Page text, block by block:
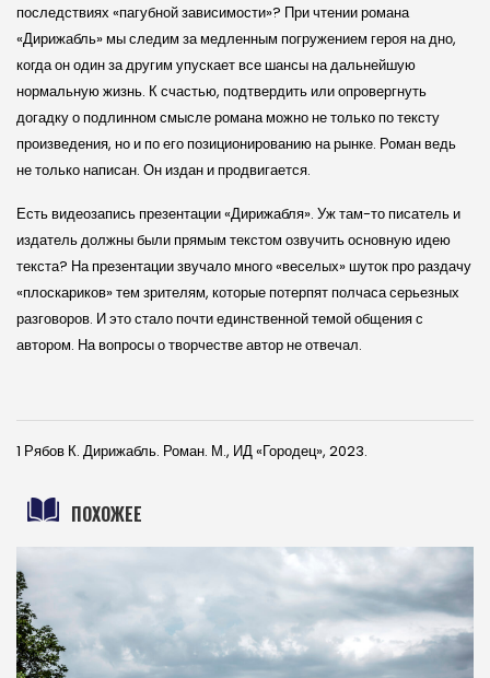
последствиях «пагубной зависимости»? При чтении романа
«Дирижабль» мы следим за медленным погружением героя на дно,
когда он один за другим упускает все шансы на дальнейшую
нормальную жизнь. К счастью, подтвердить или опровергнуть
догадку о подлинном смысле романа можно не только по тексту
произведения, но и по его позиционированию на рынке. Роман ведь
не только написан. Он издан и продвигается.
Есть видеозапись презентации «Дирижабля». Уж там-то писатель и
издатель должны были прямым текстом озвучить основную идею
текста? На презентации звучало много «веселых» шуток про раздачу
«плоскариков» тем зрителям, которые потерпят полчаса серьезных
разговоров. И это стало почти единственной темой общения с
автором. На вопросы о творчестве автор не отвечал.
1 Рябов К. Дирижабль. Роман. М., ИД «Городец», 2023.
ПОХОЖЕЕ